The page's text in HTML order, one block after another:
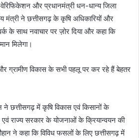
और प्रधानमंत्री धन-धान्य जिला
मंत्री ने छत्तीसगढ़ के कृषि अधिकारियों और
के साथ नवाचार पर ज़ोर दिया और कहा कि
मिलेगा।
ने छत्तीसगढ़ में कृषि विकास एवं किसानों के
राज्य सरकार के योजनाओं के क्रियान्वयन की
ने कहा कि विविध फसलों के लिए छत्तीसगढ़ में